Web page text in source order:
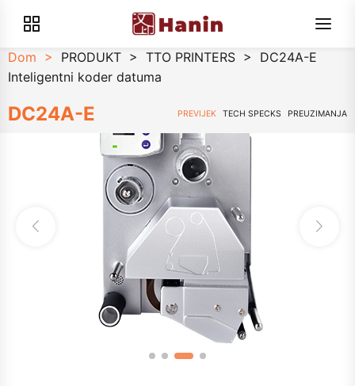
Dom > PRODUKT > TTO PRINTERS >
DC24A-E
Inteligentni koder datuma
DC24A-E PREVIJEK TECH SPECKS PREUZIMANJA